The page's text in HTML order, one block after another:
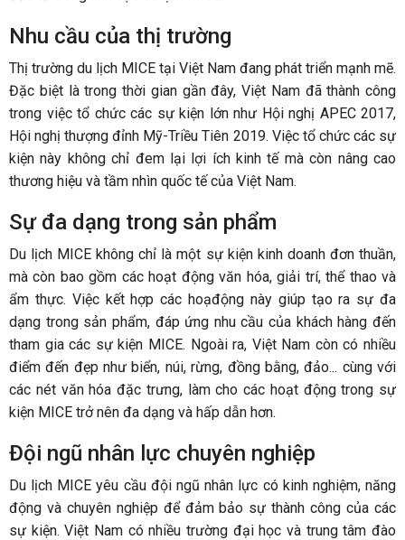
Nhu cầu của thị trường
Thị trường du lịch MICE tại Việt Nam đang phát triển mạnh mẽ.
Đặc biệt là trong thời gian gần đây, Việt Nam đã thành công
trong việc tổ chức các sự kiện lớn như Hội nghị APEC 2017,
Hội nghị thượng đỉnh Mỹ-Triều Tiên 2019. Việc tổ chức các sự
kiện này không chỉ đem lại lợi ích kinh tế mà còn nâng cao
thương hiệu và tầm nhìn quốc tế của Việt Nam.
Sự đa dạng trong sản phẩm
Du lịch MICE không chỉ là một sự kiện kinh doanh đơn thuần,
mà còn bao gồm các hoạt động văn hóa, giải trí, thể thao và
ẩm thực. Việc kết hợp các hoạđộng này giúp tạo ra sự đa
dạng trong sản phẩm, đáp ứng nhu cầu của khách hàng đến
tham gia các sự kiện MICE. Ngoài ra, Việt Nam còn có nhiều
điểm đến đẹp như biển, núi, rừng, đồng bằng, đảo... cùng với
các nét văn hóa đặc trưng, làm cho các hoạt động trong sự
kiện MICE trở nên đa dạng và hấp dẫn hơn.
Đội ngũ nhân lực chuyên nghiệp
Du lịch MICE yêu cầu đội ngũ nhân lực có kinh nghiệm, năng
động và chuyên nghiệp để đảm bảo sự thành công của các
sự kiện. Việt Nam có nhiều trường đại học và trung tâm đào